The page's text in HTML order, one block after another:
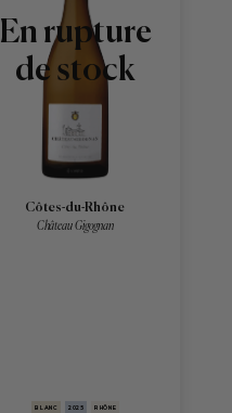
En rupture
de stock
Côtes-du-Rhône
Château Gigognan
BLANC 2025 RHÔNE